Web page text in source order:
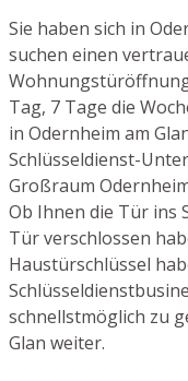
Sie haben sich in
suchen einen
Tag, 7 Tage die
in Odernheim am
Schlüsseldienst-
Großraum
Ob Ihnen die Tür ins
Tür verschlossen
Haustürschlüssel
schnellstmöglich zu
Glan weiter.